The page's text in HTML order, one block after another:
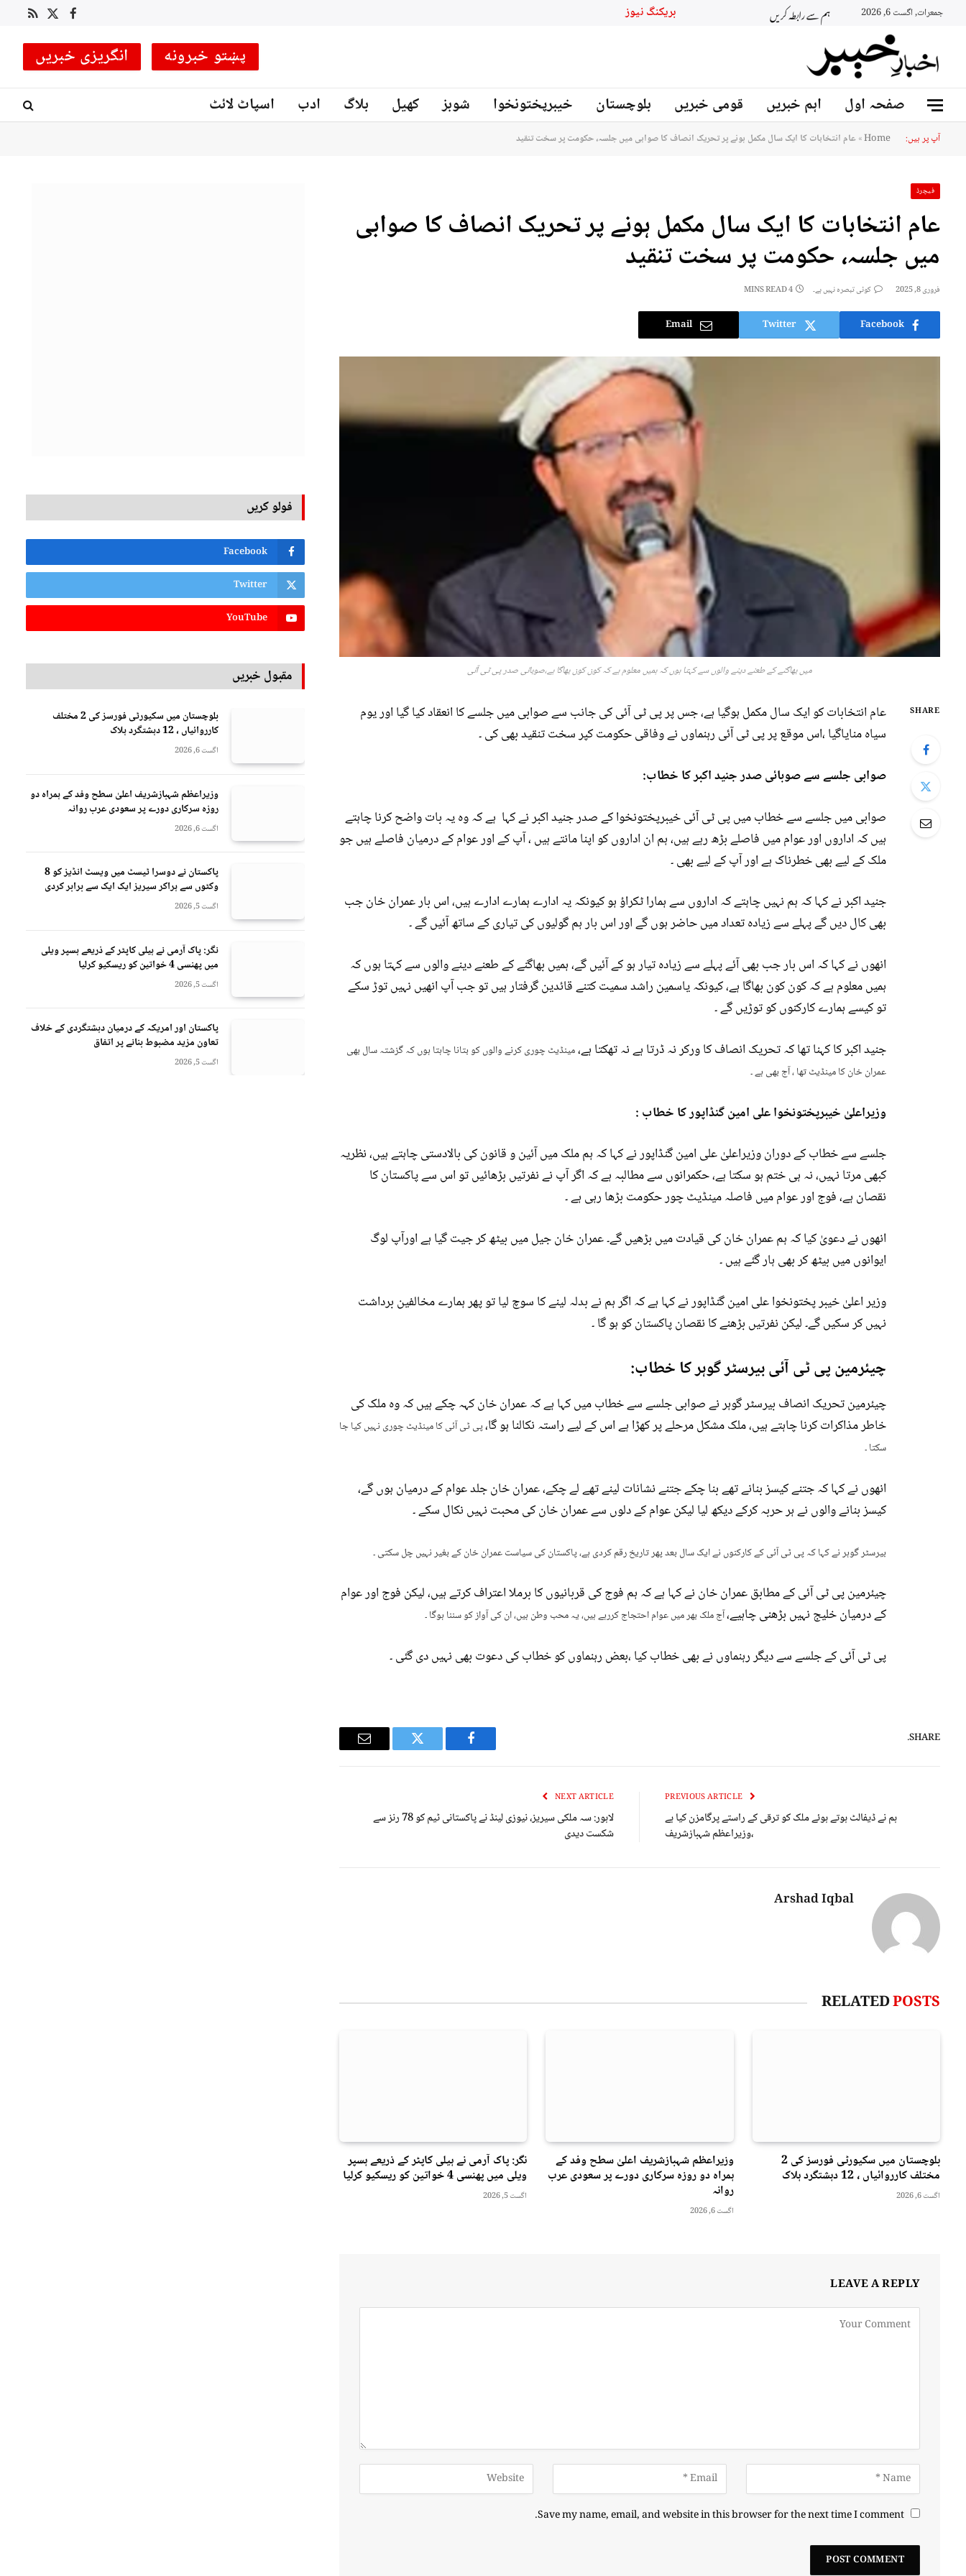
جمعرات, اگست 6, 2026 ہم سے رابطہ کریں بریکنگ نیوز Facebook
X
RSS
پښتو خبرونه انگریزی خبریں
صفحہ اول اہم خبریں قومی خبریں بلوچستان خیبرپختونخوا شوبز کھیل بلاگ ادب اسپاٹ لائٹ
آپ پر ہیں: Home
»عام انتخابات کا ایک سال مکمل ہونے پر تحریک انصاف کا صوابی میں جلسہ، حکومت پر سخت تنقید
فیچرڈ
عام انتخابات کا ایک سال مکمل ہونے پر تحریک انصاف کا صوابی
میں جلسہ، حکومت پر سخت تنقید
فروری 8, 2025 کوئی تبصرہ نہیں ہے۔ 4 MINS READ
Facebook
Twitter
Email
میں بھاگنے کے طعنے دینے والوں سے کہتا ہوں کہ ہمیں معلوم ہے کہ کون کون بھاگا ہے،صوبائی صدر پی ٹی آئی
SHARE
عام انتخابات کو ایک سال مکمل ہوگیا ہے، جس پر پی ٹی آئی کی جانب سے صوابی میں جلسے کا انعقاد کیا گیا اور یوم
سیاہ منایاگیا ،اس موقع پر پی ٹی آئی رہنماوں نے وفاقی حکومت کپر سخت تنقید بھی کی ۔
صوابی جلسے سے صوبائی صدر جنید اکبر کا خطاب:
صوابی میں جلسے سے خطاب میں پی ٹی آئی خیبرپختونخوا کے صدر جنید اکبر نے کہا ہے کہ وہ یہ بات واضح کرنا چاہتے
ہیں کہ اداروں اور عوام میں فاصلے بڑھ رہے ہیں، ہم ان اداروں کو اپنا مانتے ہیں ، آپ کے اور عوام کے درمیان فاصلے ہیں جو
ملک کے لیے بھی خطرناک ہے اور آپ کے لیے بھی ۔
جنید اکبر نے کہا کہ ہم نہیں چاہتے کہ اداروں سے ہمارا ٹکراؤ ہو کیونکہ یہ ادارے ہمارے ادارے ہیں، اس بار عمران خان جب
بھی کال دیں گے پہلے سے زیادہ تعداد میں حاضر ہوں گے اور اس بار ہم گولیوں کی تیاری کے ساتھ آئیں گے ۔
انھوں نے کہا کہ اس بار جب بھی آئے پہلے سے زیادہ تیار ہو کے آئیں گے، ہمیں بھاگنے کے طعنے دینے والوں سے کہتا ہوں کہ
ہمیں معلوم ہے کہ کون کون بھاگا ہے، کیونکہ یاسمین راشد سمیت کتنے قائدین گرفتار ہیں تو جب آپ انھیں نہیں توڑ سکے
تو کیسے ہمارے کارکنوں کو توڑیں گے ۔
جنید اکبر کا کہنا تھا کہ تحریک انصاف کا ورکر نہ ڈرتا ہے نہ تھکتا ہے،مینڈیٹ چوری کرنے والوں کو بتانا چاہتا ہوں کہ گزشتہ سال بھی
عمران خان کا مینڈیٹ تھا ، آج بھی ہے ۔
وزیراعلیٰ خیبرپختونخوا علی امین گنڈاپور کا خطاب :
جلسے سے خطاب کے دوران وزیراعلیٰ علی امین گنڈاپور نے کہا کہ ہم ملک میں آئین و قانون کی بالادستی چاہتے ہیں، نظریہ
کبھی مرتا نہیں، نہ ہی ختم ہو سکتا ہے، حکمرانوں سے مطالبہ ہے کہ اگر آپ نے نفرتیں بڑھائیں تو اس سے پاکستان کا
نقصان ہے، فوج اور عوام میں فاصلہ مینڈیٹ چور حکومت بڑھا رہی ہے ۔
انھوں نے دعویٰ کیا کہ ہم عمران خان کی قیادت میں بڑھیں گے۔ عمران خان جیل میں بیٹھ کر جیت گیا ہے اورآپ لوگ
ایوانوں میں بیٹھ کر بھی ہار گئے ہیں ۔
وزیر اعلیٰ خیبر پختونخوا علی امین گنڈاپور نے کہا ہے کہ اگر ہم نے بدلہ لینے کا سوچ لیا تو پھر ہمارے مخالفین برداشت
نہیں کر سکیں گے۔ لیکن نفرتیں بڑھنے کا نقصان پاکستان کو ہو گا ۔
چیئرمین پی ٹی آئی بیرسٹر گوہر کا خطاب:
چیئرمین تحریک انصاف بیرسٹر گوہر نے صوابی جلسے سے خطاب میں کہا ہے کہ عمران خان کہہ چکے ہیں کہ وہ ملک کی
خاطر مذاکرات کرنا چاہتے ہیں، ملک مشکل مرحلے پر کھڑا ہے اس کے لیے راستہ نکالنا ہو گا،پی ٹی آئی کا مینڈیٹ چوری نہیں کیا جا
سکتا ۔
انھوں نے کہا کہ جتنے کیسز بنانے تھے بنا چکے جتنے نشانات لینے تھے لے چکے، عمران خان جلد عوام کے درمیان ہوں گے،
کیسز بنانے والوں نے ہر حربہ کرکے دیکھ لیا لیکن عوام کے دلوں سے عمران خان کی محبت نہیں نکال سکے ۔
بیرسٹر گوہر نے کہا کہ پی ٹی آئی کے کارکنوں نے ایک سال بعد پھر تاریخ رقم کردی ہے، پاکستان کی سیاست عمران خان کے بغیر نہیں چل سکتی ۔
چیئرمین پی ٹی آئی کے مطابق عمران خان نے کہا ہے کہ ہم فوج کی قربانیوں کا برملا اعتراف کرتے ہیں، لیکن فوج اور عوام
کے درمیان خلیج نہیں بڑھنی چاہیے،آج ملک بھر میں عوام احتجاج کررہے ہیں، یہ محب وطن ہیں، ان کی آواز کو سننا ہوگا ۔
پی ٹی آئی کے جلسے سے دیگر رہنماوں نے بھی خطاب کیا ،بعض رہنماوں کو خطاب کی دعوت بھی نہیں دی گئی ۔
SHARE.
Facebook
Twitter
Email
ہم نے ڈیفالٹ ہوتے ہوئے ملک کو ترقی کے راستے پرگامزن کیا ہے
،وزیراعظم شہبازشریف
NEXT ARTICLE
لاہور: سہ ملکی سیریز، نیوزی لینڈ نے پاکستانی ٹیم کو 78 رنز سے
شکست دیدی
Arshad Iqbal
RELATEDPOSTS
بلوچستان میں سکیورٹی فورسز کی 2
مختلف کارروائیاں ، 12 دہشتگرد ہلاک
اگست 6, 2026
وزیراعظم شہبازشریف اعلیٰ سطح وفد کے
ہمراہ دو روزه سرکاری دورے پر سعودی عرب
روانہ
اگست 6, 2026
نگر: پاک آرمی نے ہیلی کاپٹر کے ذریعے ہسپر
ویلی میں پھنسی 4 خواتین کو ریسکیو کرلیا
اگست 5, 2026
LEAVE A REPLY
Save my name, email, and website in this browser for the next time I comment.
فولو کریں
Facebook
Twitter
YouTube
مقبول خبریں
بلوچستان میں سکیورٹی فورسز کی 2 مختلف
کارروائیاں ، 12 دہشتگرد ہلاک
اگست 6, 2026
وزیراعظم شہبازشریف اعلیٰ سطح وفد کے ہمراہ دو
روزه سرکاری دورے پر سعودی عرب روانہ
اگست 6, 2026
پاکستان نے دوسرا ٹیسٹ میں ویسٹ انڈیز کو 8
وکٹوں سے ہراکر سیریز ایک ایک سے برابر کردی
اگست 5, 2026
نگر: پاک آرمی نے ہیلی کاپٹر کے ذریعے ہسپر ویلی
میں پھنسی 4 خواتین کو ریسکیو کرلیا
اگست 5, 2026
پاکستان اور امریکہ کے درمیان دہشتگردی کے خلاف
تعاون مزید مضبوط بنانے پر اتفاق
اگست 5, 2026